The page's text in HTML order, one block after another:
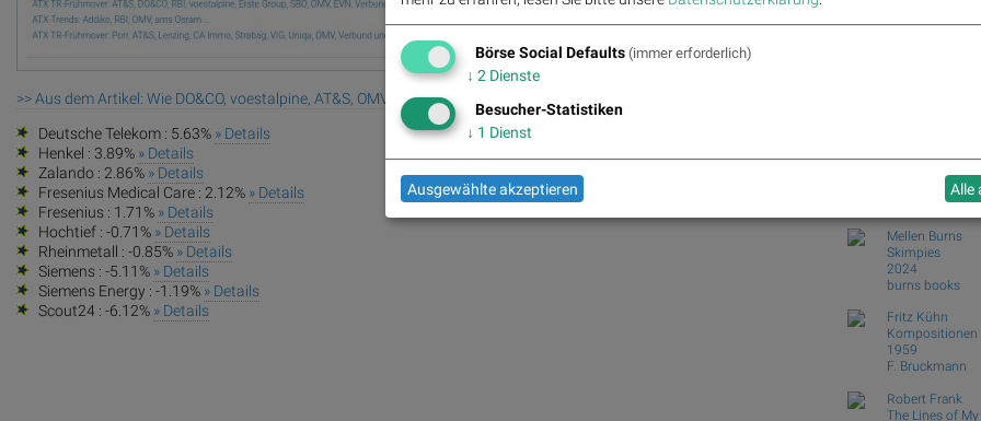
>> Aus dem Artikel: Wie DO&CO, voestalpine, AT&S, OMV, Verbund und EVN für Gesprächsstoff im ATX sorgten
Deutsche Telekom : 5.63% » Details
Henkel : 3.89% » Details
Zalando : 2.86% » Details
Fresenius Medical Care : 2.12% » Details
Fresenius : 1.71% » Details
Hochtief : -0.71% » Details
Rheinmetall : -0.85% » Details
Siemens : -5.11% » Details
Siemens Energy : -1.19% » Details
Scout24 : -6.12% » Details
Wiener Börse: ATX
Wiener Börse
Mellen Burns
Skimpies
2024
burns books
Fritz Kühn
Kompositionen
1959
F. Bruckmann
Robert Frank
The Lines of My
Börse Social Defaults (immer erforderlich)
↓ 2 Dienste
Besucher-Statistiken
↓ 1 Dienst
Ausgewählte akzeptieren Alle